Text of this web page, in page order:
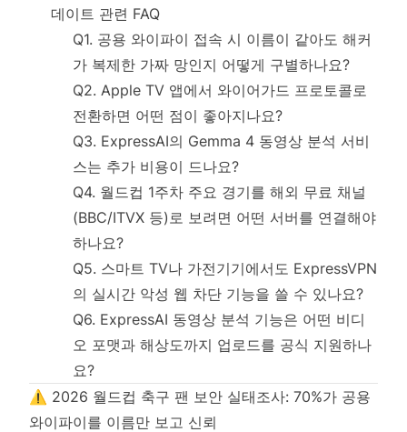
데이트 관련 FAQ
Q1. 공용 와이파이 접속 시 이름이 같아도 해커
가 복제한 가짜 망인지 어떻게 구별하나요?
Q2. Apple TV 앱에서 와이어가드 프로토콜로
전환하면 어떤 점이 좋아지나요?
Q3. ExpressAI의 Gemma 4 동영상 분석 서비
스는 추가 비용이 드나요?
Q4. 월드컵 1주차 주요 경기를 해외 무료 채널
(BBC/ITVX 등)로 보려면 어떤 서버를 연결해야
하나요?
Q5. 스마트 TV나 가전기기에서도 ExpressVPN
의 실시간 악성 웹 차단 기능을 쓸 수 있나요?
Q6. ExpressAI 동영상 분석 기능은 어떤 비디
오 포맷과 해상도까지 업로드를 공식 지원하나
요?
⚠️ 2026 월드컵 축구 팬 보안 실태조사: 70%가 공용
와이파이를 이름만 보고 신뢰